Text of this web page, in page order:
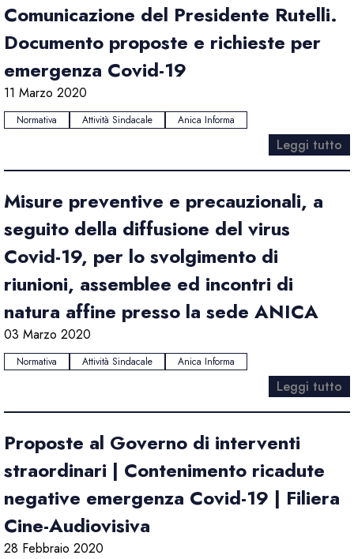
Comunicazione del Presidente Rutelli.
Documento proposte e richieste per
emergenza Covid-19
11 Marzo 2020
Normativa Attività Sindacale Anica Informa
Leggi tutto
Misure preventive e precauzionali, a
seguito della diffusione del virus
Covid-19, per lo svolgimento di
riunioni, assemblee ed incontri di
natura affine presso la sede ANICA
03 Marzo 2020
Normativa Attività Sindacale Anica Informa
Leggi tutto
Proposte al Governo di interventi
straordinari | Contenimento ricadute
negative emergenza Covid-19 | Filiera
Cine-Audiovisiva
28 Febbraio 2020